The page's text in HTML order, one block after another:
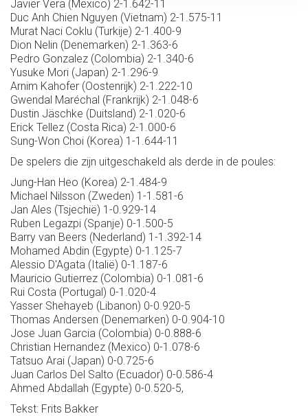
Javier Vera (Mexico) 2-1.642-11
Duc Anh Chien Nguyen (Vietnam) 2-1.575-11
Murat Naci Coklu (Turkije) 2-1.400-9
Dion Nelin (Denemarken) 2-1.363-6
Pedro Gonzalez (Colombia) 2-1.340-6
Yusuke Mori (Japan) 2-1.296-9
Arnim Kahofer (Oostenrijk) 2-1.222-10
Gwendal Maréchal (Frankrijk) 2-1.048-6
Dustin Jäschke (Duitsland) 2-1.020-6
Erick Tellez (Costa Rica) 2-1.000-6
Sung-Won Choi (Korea) 1-1.644-11
De spelers die zijn uitgeschakeld als derde in de poules:
Jung-Han Heo (Korea) 2-1.484-9
Michael Nilsson (Zweden) 1-1.581-6
Jan Ales (Tsjechië) 1-0.929-14
Ruben Legazpi (Spanje) 0-1.500-5
Barry van Beers (Nederland) 1-1.392-14
Mohamed Abdin (Egypte) 0-1.125-7
Alessio D'Agata (Italië) 0-1.187-6
Mauricio Gutierrez (Colombia) 0-1.081-6
Rui Costa (Portugal) 0-1.020-4
Yasser Shehayeb (Libanon) 0-0.920-5
Thomas Andersen (Denemarken) 0-0.904-10
Jose Juan Garcia (Colombia) 0-0.888-6
Christian Hernandez (Mexico) 0-1.078-6
Tatsuo Arai (Japan) 0-0.725-6
Juan Carlos Del Salto (Ecuador) 0-0.586-4
Ahmed Abdallah (Egypte) 0-0.520-5,
Tekst: Frits Bakker